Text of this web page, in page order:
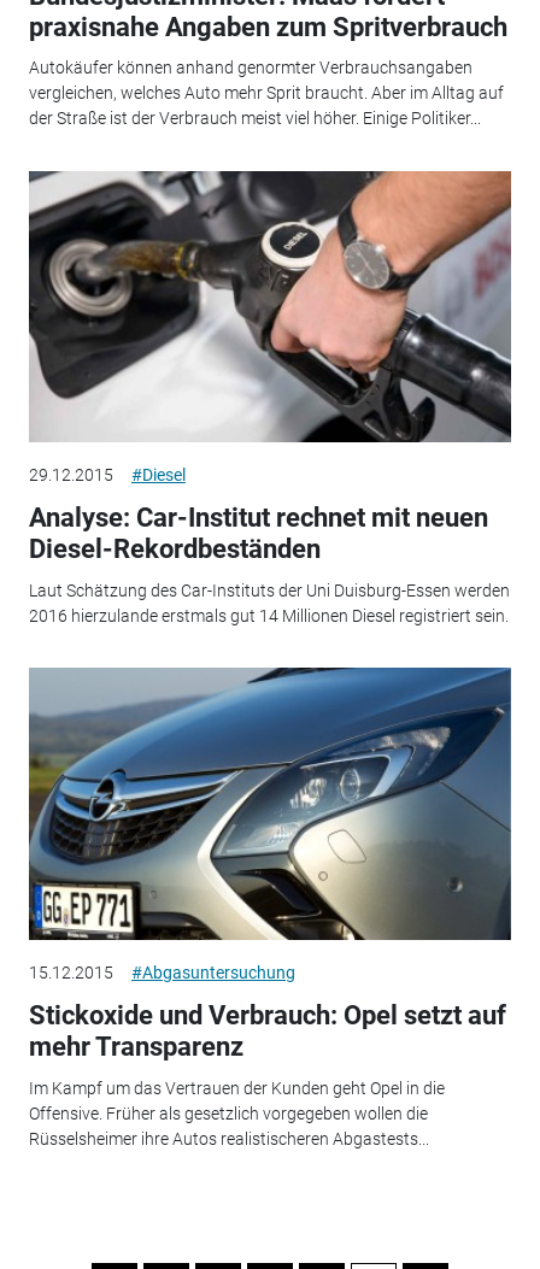
praxisnahe Angaben zum Spritverbrauch
Autokäufer können anhand genormter Verbrauchsangaben
vergleichen, welches Auto mehr Sprit braucht. Aber im Alltag auf
der Straße ist der Verbrauch meist viel höher. Einige Politiker...
29.12.2015 #Diesel
Analyse: Car-Institut rechnet mit neuen
Diesel-Rekordbeständen
Laut Schätzung des Car-Instituts der Uni Duisburg-Essen werden
2016 hierzulande erstmals gut 14 Millionen Diesel registriert sein.
15.12.2015 #Abgasuntersuchung
Stickoxide und Verbrauch: Opel setzt auf
mehr Transparenz
Im Kampf um das Vertrauen der Kunden geht Opel in die
Offensive. Früher als gesetzlich vorgegeben wollen die
Rüsselsheimer ihre Autos realistischeren Abgastests...